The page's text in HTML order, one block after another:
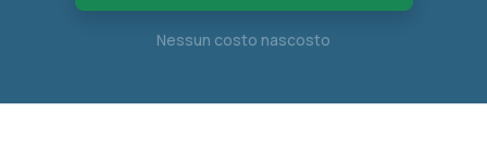
Nessun costo nascosto